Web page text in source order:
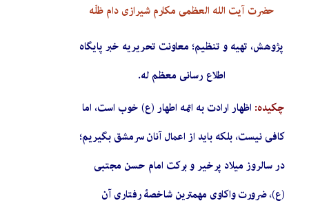
حضرت آیت الله العظمی مکارم شیرازی دام ظلّه
پژوهش، تهیه و تنظیم؛ معاونت تحریریه خبر پایگاه
اطلاع رسانی معظم له.
چکیده: اظهار ارادت به ائمه اطهار (ع) خوب است، اما
کافی نیست، بلکه باید از اعمال آنان سرمشق بگیریم؛
در سالروز میلاد پرخیر و برکت امام حسن مجتبی
(ع)، ضرورت واکاوی مهمترین شاخصۀ رفتاری آن